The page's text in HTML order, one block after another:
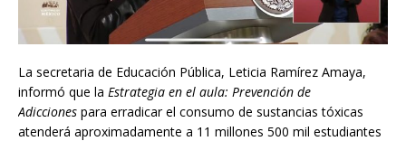
La secretaria de Educación Pública, Leticia Ramírez Amaya,
informó que la Estrategia en el aula: Prevención de
Adicciones para erradicar el consumo de sustancias tóxicas
atenderá aproximadamente a 11 millones 500 mil estudiantes